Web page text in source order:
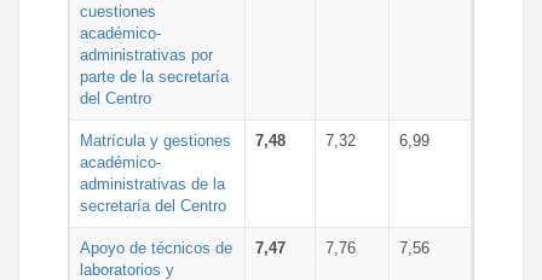
cuestiones
académico-
administrativas por
parte de la secretaría
del Centro
Matrícula y gestiones
académico-
administrativas de la
secretaría del Centro
7,48 7,32 6,99
Apoyo de técnicos de
laboratorios y
7,47 7,76 7,56